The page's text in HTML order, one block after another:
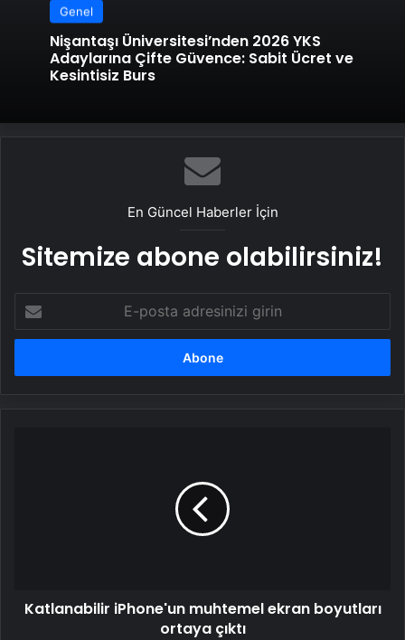
Genel
Nişantaşı Üniversitesi’nden 2026 YKS
Adaylarına Çifte Güvence: Sabit Ücret ve
Kesintisiz Burs
En Güncel Haberler İçin
Sitemize abone olabilirsiniz!
posta
adresinizi
Katlanabilir iPhone'un muhtemel ekran boyutları
ortaya çıktı